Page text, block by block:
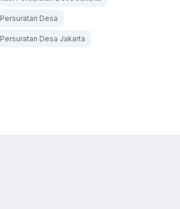
Desa
Desa Jakarta